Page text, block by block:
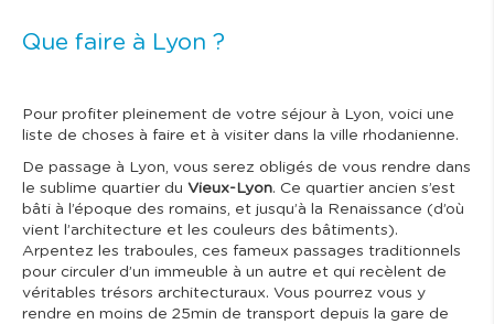
Que faire à Lyon ?
Pour profiter pleinement de votre séjour à Lyon, voici une
liste de choses à faire et à visiter dans la ville rhodanienne.
De passage à Lyon, vous serez obligés de vous rendre dans
le sublime quartier du Vieux-Lyon. Ce quartier ancien s’est
bâti à l’époque des romains, et jusqu’à la Renaissance (d’où
vient l’architecture et les couleurs des bâtiments).
Arpentez les traboules, ces fameux passages traditionnels
pour circuler d’un immeuble à un autre et qui recèlent de
véritables trésors architecturaux. Vous pourrez vous y
rendre en moins de 25min de transport depuis la gare de